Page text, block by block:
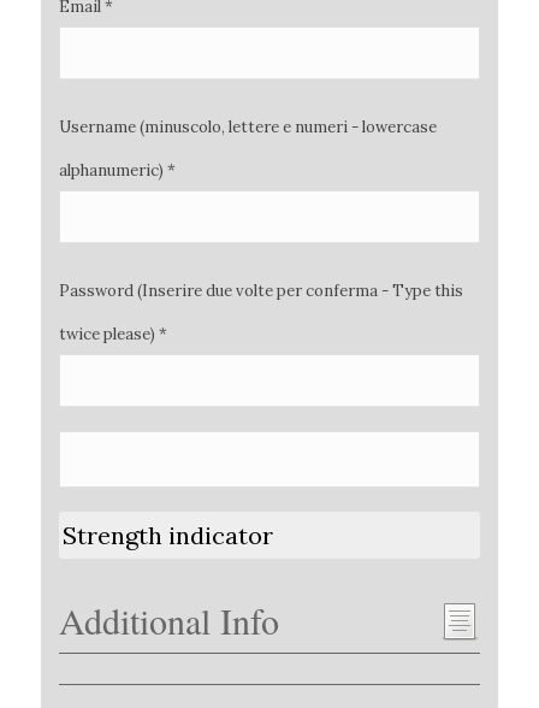
Email *
Username (minuscolo, lettere e numeri - lowercase
alphanumeric) *
Password (Inserire due volte per conferma - Type this
twice please) *
Strength indicator
Additional Info